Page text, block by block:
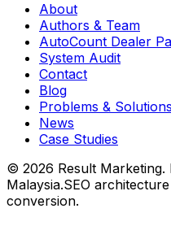
About
Authors & Team
AutoCount Dealer
System Audit
Contact
Blog
Problems & Solutions
News
Case Studies
© 2026 Result
Malaysia.SEO
conversion.